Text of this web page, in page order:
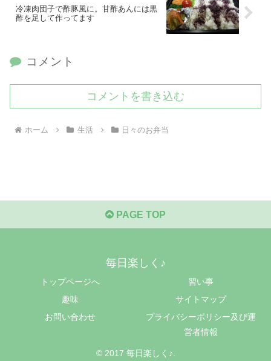
冷凍肉団子で酢豚風に。甘酢あんには黒
酢を足して作ってます
コメント
コメントを書き込む
ホーム 生活 日々のお弁当
PAGE TOP
毎日楽しく♪
トップページへ
習い事
趣味
サイトマップ
お問い合わせ
プライバシーポリシー及び運
営者情報
© 2017 毎日楽しく♪.